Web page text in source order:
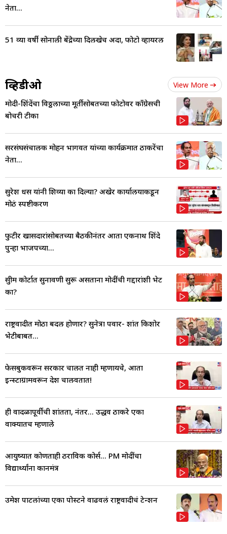
नेता...
51 व्या वर्षी सोनाली बेंद्रेच्या दिलखेच अदा, फोटो व्हायरल
व्हिडीओ View More
मोदी-शिंदेंचा विठ्ठलाच्या मूर्तीसोबतच्या फोटोवर काँग्रेसची
बोचरी टीका
सरसंघसंचालक मोहन भागवत यांच्या कार्यक्रमात ठाकरेंचा
नेता...
सुरेश धस यांनी शिव्या का दिल्या? अखेर कार्यालयाकडून
मोठं स्पष्टीकरण
फुटीर खासदारांसोबतच्या बैठकीनंतर आता एकनाथ शिंदे
पुन्हा भाजपच्या...
सुप्रीम कोर्टात सुनावणी सुरू असताना मोदींची गद्दारांशी भेट
का?
राष्ट्रवादीत मोठा बदल होणार? सुनेत्रा पवार- प्रशांत किशोर
भेटीबाबत...
फेसबुकवरून सरकार चालत नाही म्हणायचे, आता
इन्स्टाग्रामवरून देश चालवतात!
ही वादळापूर्वीची शांतता, नंतर... उद्धव ठाकरे एका
वाक्यातच म्हणाले
आयुष्यात कोणताही ठराविक कोर्स... PM मोदींचा
विद्यार्थ्यांना कानमंत्र
उमेश पाटलांच्या एका पोस्टने वाढवलं राष्ट्रवादीचं टेन्शन